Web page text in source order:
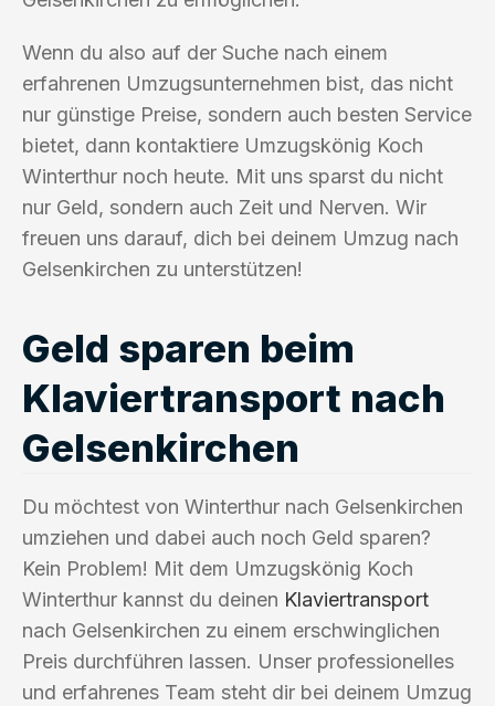
Wenn du also auf der Suche nach einem
erfahrenen Umzugsunternehmen bist, das nicht
nur günstige Preise, sondern auch besten Service
bietet, dann kontaktiere Umzugskönig Koch
Winterthur noch heute. Mit uns sparst du nicht
nur Geld, sondern auch Zeit und Nerven. Wir
freuen uns darauf, dich bei deinem Umzug nach
Gelsenkirchen zu unterstützen!
Geld sparen beim
Klaviertransport nach
Gelsenkirchen
Du möchtest von Winterthur nach Gelsenkirchen
umziehen und dabei auch noch Geld sparen?
Kein Problem! Mit dem Umzugskönig Koch
Winterthur kannst du deinen Klaviertransport
nach Gelsenkirchen zu einem erschwinglichen
Preis durchführen lassen. Unser professionelles
und erfahrenes Team steht dir bei deinem Umzug